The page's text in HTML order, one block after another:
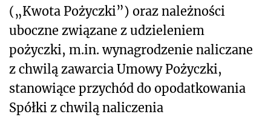
(„Kwota Pożyczki”) oraz należności
uboczne związane z udzieleniem
pożyczki, m.in. wynagrodzenie naliczane
z chwilą zawarcia Umowy Pożyczki,
stanowiące przychód do opodatkowania
Spółki z chwilą naliczenia